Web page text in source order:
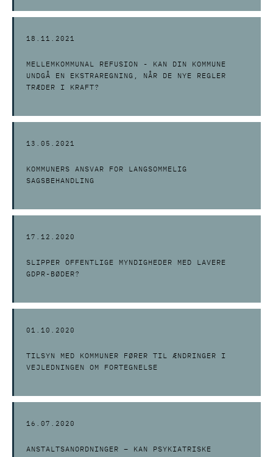
18.11.2021
MELLEMKOMMUNAL REFUSION - KAN DIN KOMMUNE
UNDGÅ EN EKSTRAREGNING, NÅR DE NYE REGLER
TRÆDER I KRAFT?
13.05.2021
KOMMUNERS ANSVAR FOR LANGSOMMELIG
SAGSBEHANDLING
17.12.2020
SLIPPER OFFENTLIGE MYNDIGHEDER MED LAVERE
GDPR-BØDER?
01.10.2020
TILSYN MED KOMMUNER FØRER TIL ÆNDRINGER I
VEJLEDNINGEN OM FORTEGNELSE
16.07.2020
ANSTALTSANORDNINGER – KAN PSYKIATRISKE